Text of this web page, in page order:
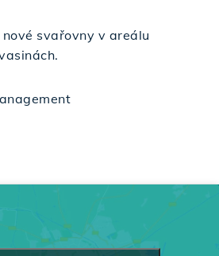
svařovny v areálu